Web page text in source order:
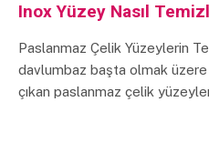
Inox Yüzey Nasıl
Paslanmaz Çelik Yüzeylerin
davlumbaz başta olmak üzere
çıkan paslanmaz çelik